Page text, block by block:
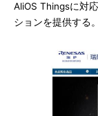
AliOS Thingsに対
ションを提供する。